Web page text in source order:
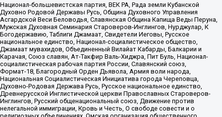
Национал-большевистская партия, ВЕК РА, Рада земли Кубанской
Духовно Родовой Державы Русь, Община Духовного Управления
Асгардской Веси Беловодья, Славянская Община Капища Веды Перуна,
Мужская Духовная Семинария Староверов-Инглингов, Нурджулар, К
Богодержавию, Таблиги Джамаат, Свидетели Иеговы, Русское
национальное единство, Национал-социалистическое общество,
Джамаат мувахидов, Объединенный Вилайат Кабарды, Балкарии и
Карачая, Союз славян, Ат-Такфир Валь-Хиджра, Пит Буль, Национал-
социалистическая рабочая партия России, Славянский союз,
Формат-18, Благородный Орден Дьявола, Армия воли народа,
Национальная Социалистическая Инициатива города Череповца,
Духовно-Родовая Держава Русь, Русское национальное единство,
Древнерусской Инглистической церкви Православных Староверов-
Инглингов, Русский общенациональный союз, Движение против
нелегальной иммиграции, Кровь и Честь, О свободе совести и о
религиозных объединениях, Омская организация общественного